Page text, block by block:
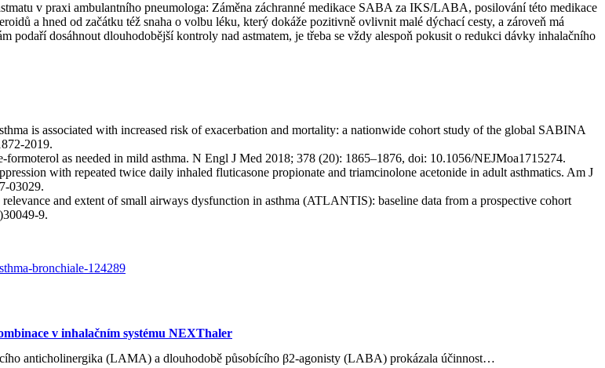
v praxi ambulantního pneumologa: Záměna záchranné medikace SABA za IKS/LABA, posilování této medikace
a hned od začátku též snaha o volbu léku, který dokáže pozitivně ovlivnit malé dýchací cesty, a zároveň má
podaří dosáhnout dlouhodobější kontroly nad astmatem, je třeba se vždy alespoň pokusit o redukci dávky inhalačního
is associated with increased risk of exacerbation and mortality: a nationwide cohort study of the global SABINA
2019.
as needed in mild asthma. N Engl J Med 2018; 378 (20): 1865–1876, doi: 10.1056/NEJMoa1715274.
with repeated twice daily inhaled fluticasone propionate and triamcinolone acetonide in adult asthmatics. Am J
03029.
and extent of small airways dysfunction in asthma (ATLANTIS): baseline data from a prospective cohort
9.
bronchiale-124289
v inhalačním systému NEXThaler
anticholinergika (LAMA) a dlouhodobě působícího β2-agonisty (LABA) prokázala účinnost…